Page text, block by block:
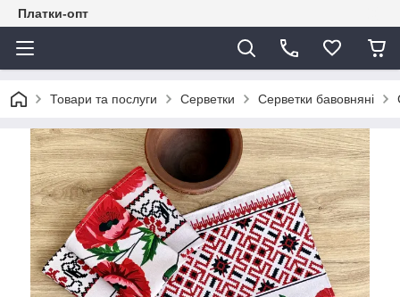
Платки-опт
Товари та послуги Серветки Серветки бавовняні